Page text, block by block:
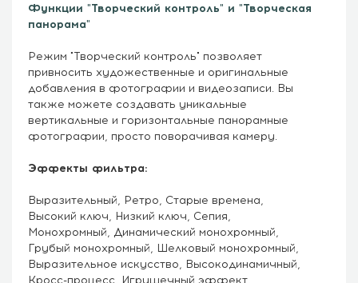
Функции "Творческий контроль" и "Творческая
панорама"
Режим "Творческий контроль" позволяет
привносить художественные и оригинальные
добавления в фотографии и видеозаписи. Вы
также можете создавать уникальные
вертикальные и горизонтальные панорамные
фотографии, просто поворачивая камеру.
Эффекты фильтра:
Выразительный, Ретро, Старые времена,
Высокий ключ, Низкий ключ, Сепия,
Монохромный, Динамический монохромный,
Грубый монохромный, Шелковый монохромный,
Выразительное искусство, Высокодинамичный,
Кросс-процесс, Игрушечный эффект,